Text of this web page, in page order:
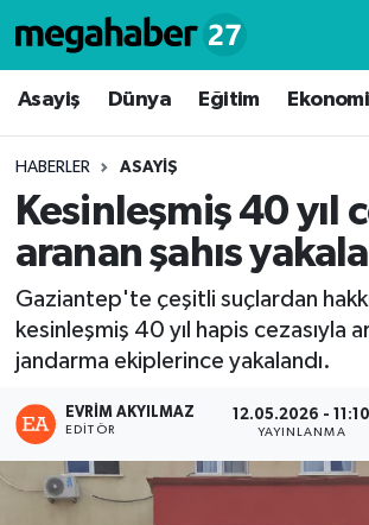
Asayiş Dünya Eğitim Ekonomi
HABERLER ASAYIŞ
Kesinleşmiş 40 yıl
aranan şahıs
Gaziantep'te çeşitli suçlardan
kesinleşmiş 40 yıl hapis cezasıyla
jandarma ekiplerince yakalandı.
EVRIM AKYILMAZ
EDITÖR
12.05.2026 - 11:10
YAYINLANMA
Hava Durumu
Süper Lig Puan Durumu ve
Tüm Manşetler
Son Dakika Haberleri